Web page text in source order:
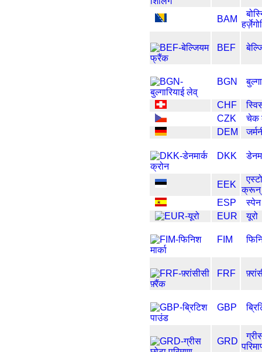
BAM
BEF
BGN
CHF
CZK
चेक
DEM
DKK
EEK
क्रून्
ESP
EUR
यूरो
FIM
FRF
GBP
GRD